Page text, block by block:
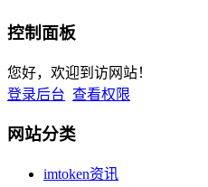
控制面板
您好，欢迎到访网站！
登录后台 查看权限
网站分类
imtoken资讯